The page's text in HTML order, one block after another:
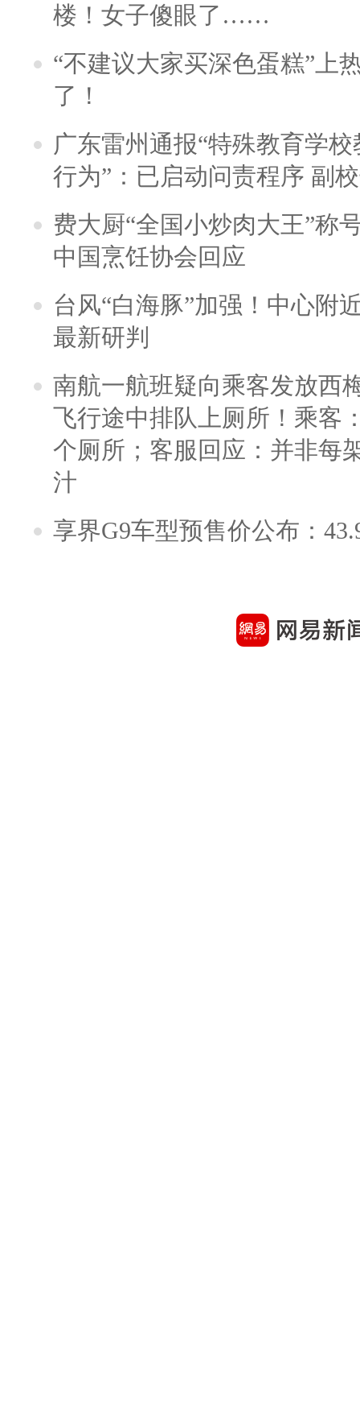
楼！女子傻眼了……
“不建议大家买深色蛋糕”上
了！
广东雷州通报“特殊教育学
行为”：已启动问责程序 副
费大厨“全国小炒肉大王”称
中国烹饪协会回应
台风“白海豚”加强！中心附
最新研判
南航一航班疑向乘客发放西
飞行途中排队上厕所！乘客
个厕所；客服回应：并非每
汁
享界G9车型预售价公布：